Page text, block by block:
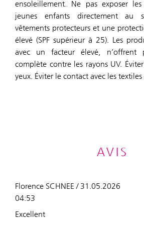
ensoleillement. Ne pas exposer
jeunes enfants directement au
vêtements protecteurs et une
élevé (SPF supérieur à 25). Les
avec un facteur élevé, n’offrent pas de
complète contre les rayons UV.
yeux. Éviter le contact avec les
AVIS
Florence SCHNEE / 31.05.2026
04:53
Excellent